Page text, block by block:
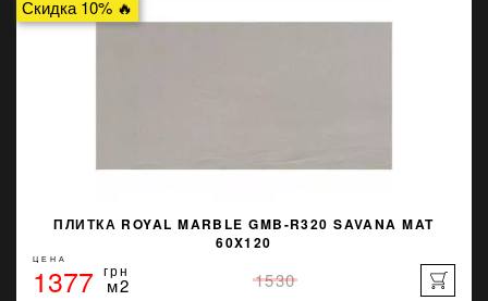
Скидка 10% 🔥
ПЛИТКА ROYAL MARBLE GMB-R320 SAVANA MAT
60X120
ЦЕНА
1377 грн
м2 1530